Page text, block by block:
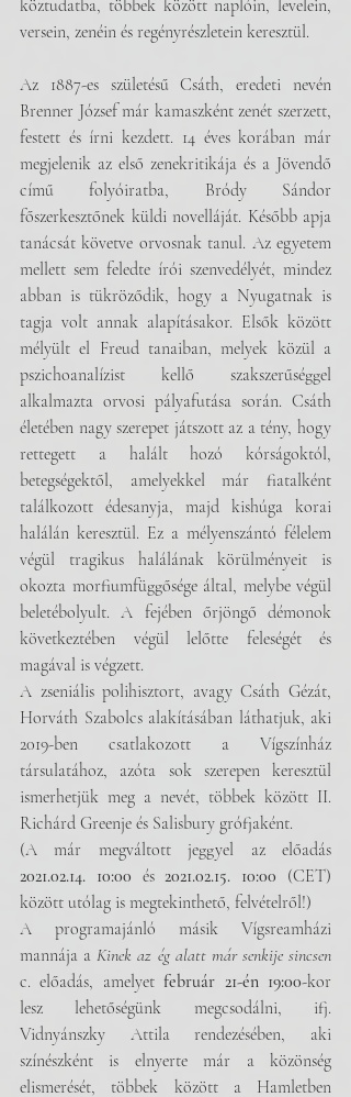
köztudatba, többek között naplóin, levelein,
versein, zenéin és regényrészletein keresztül.
Az 1887-es születésű Csáth, eredeti nevén
Brenner József már kamaszként zenét szerzett,
festett és írni kezdett. 14 éves korában már
megjelenik az első zenekritikája és a Jövendő
című folyóiratba, Bródy Sándor
főszerkesztőnek küldi novelláját. Később apja
tanácsát követve orvosnak tanul. Az egyetem
mellett sem feledte írói szenvedélyét, mindez
abban is tükröződik, hogy a Nyugatnak is
tagja volt annak alapításakor. Elsők között
mélyült el Freud tanaiban, melyek közül a
pszichoanalízist kellő szakszerűséggel
alkalmazta orvosi pályafutása során. Csáth
életében nagy szerepet játszott az a tény, hogy
rettegett a halált hozó kórságoktól,
betegségektől, amelyekkel már fiatalként
találkozott édesanyja, majd kishúga korai
halálán keresztül. Ez a mélyenszántó félelem
végül tragikus halálának körülményeit is
okozta morfiumfüggősége által, melybe végül
beletébolyult. A fejében őrjöngő démonok
következtében végül lelőtte feleségét és
magával is végzett.
A zseniális polihisztort, avagy Csáth Gézát,
Horváth Szabolcs alakításában láthatjuk, aki
2019-ben csatlakozott a Vígszínház
társulatához, azóta sok szerepen keresztül
ismerhetjük meg a nevét, többek között II.
Richárd Greenje és Salisbury grófjaként.
2021.02.14. 10:00 és 2021.02.15. 10:00 (CET)
között utólag is megtekinthető, felvételről!)
A programajánló másik Vígsreamházi
mannája a Kinek az ég alatt már senkije sincsen
c. előadás, amelyet február 21-én 19:00-kor
lesz lehetőségünk megcsodálni, ifj.
Vidnyánszky Attila rendezésében, aki
színészként is elnyerte már a közönség
elismerését, többek között a Hamletben